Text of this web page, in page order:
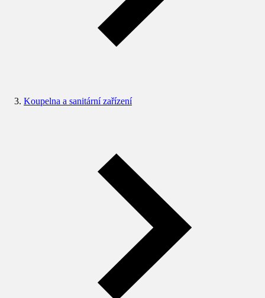
Koupelna a sanitární zařízení